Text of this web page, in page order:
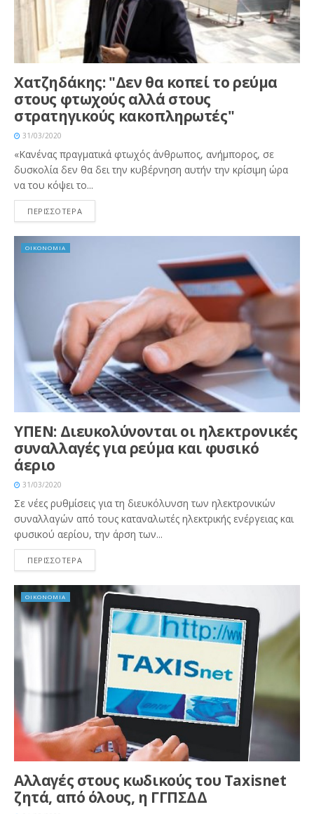
Χατζηδάκης: "Δεν θα κοπεί το ρεύμα
στους φτωχούς αλλά στους
στρατηγικούς κακοπληρωτές"
31/03/2020
«Κανένας πραγματικά φτωχός άνθρωπος, ανήμπορος, σε
δυσκολία δεν θα δει την κυβέρνηση αυτήν την κρίσιμη ώρα
να του κόψει το...
ΠΕΡΙΣΣΟΤΕΡΑ
ΟΙΚΟΝΟΜΙΑ
ΥΠΕΝ: Διευκολύνονται οι ηλεκτρονικές
συναλλαγές για ρεύμα και φυσικό
άεριο
31/03/2020
Σε νέες ρυθμίσεις για τη διευκόλυνση των ηλεκτρονικών
συναλλαγών από τους καταναλωτές ηλεκτρικής ενέργειας και
φυσικού αερίου, την άρση των...
ΠΕΡΙΣΣΟΤΕΡΑ
ΟΙΚΟΝΟΜΙΑ
Αλλαγές στους κωδικούς του Τaxisnet
ζητά, από όλους, η ΓΓΠΣΔΔ